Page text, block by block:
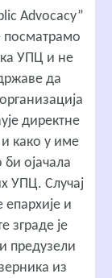
Advocacy”
УПЦ и не
да
директне
како у име
ојачала
УПЦ. Случај
и
зграде је
предузели
из